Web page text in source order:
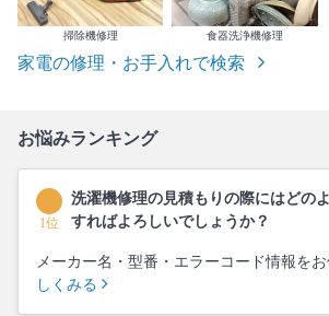
掃除機修理 食器洗浄機修理
家電の修理・お手入れで検索
お悩みランキング
1位
洗濯機修理の見積もりの際にはどの
すればよろしいでしょうか？
メーカー名・型番・エラーコード情報を
しくみる